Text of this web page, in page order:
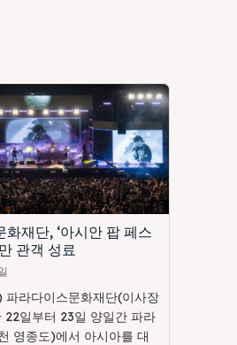
화재단, ‘아시안 팝 페스
관객 성료
파라다이스문화재단(이사장
22일부터 23일 양일간 파라
영종도)에서 아시아를 대